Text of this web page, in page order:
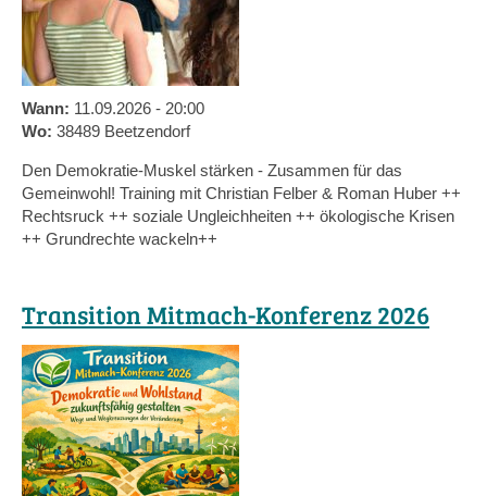
Wann: 11.09.2026 - 20:00
Wo: 38489 Beetzendorf
Den Demokratie-Muskel stärken - Zusammen für das
Gemeinwohl! Training mit Christian Felber & Roman Huber ++
Rechtsruck ++ soziale Ungleichheiten ++ ökologische Krisen
++ Grundrechte wackeln++
Transition Mitmach-Konferenz 2026